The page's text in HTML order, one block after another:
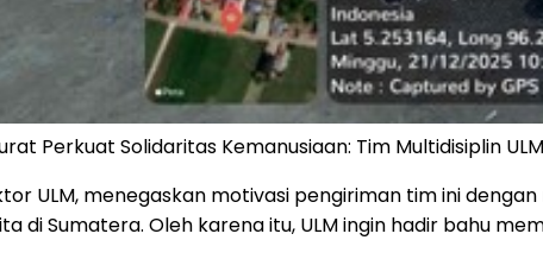
Perkuat Solidaritas Kemanusiaan: Tim Multidisiplin
ULM, menegaskan motivasi pengiriman tim ini
di Sumatera. Oleh karena itu, ULM ingin hadir bahu